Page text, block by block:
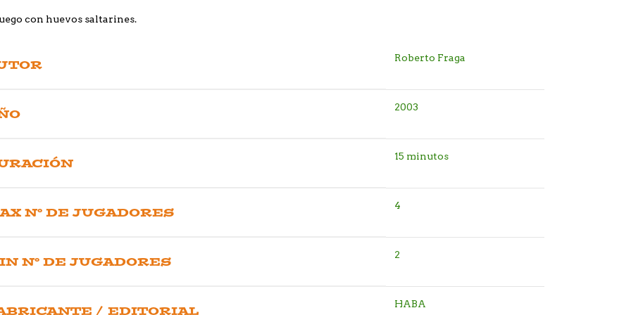
con huevos saltarines.
Roberto Fraga
2003
15 minutos
Nº DE JUGADORES 4
Nº DE JUGADORES 2
/ EDITORIAL HABA